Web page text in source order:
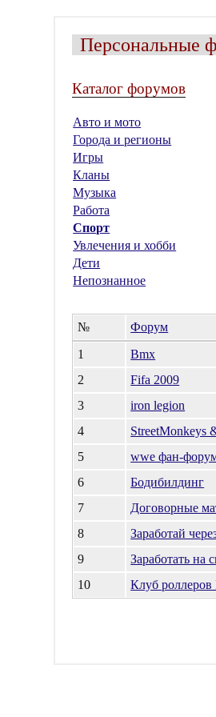
Персональные
Каталог форумов
Авто и мото
Города и регионы
Игры
Кланы
Музыка
Работа
Спорт
Увлечения и хобби
Дети
Непознанное
№ Форум
1
Bmx
2
Fifa 2009
3
iron legion
4
StreetMonkeys
5
wwe фан-
6
Бодибилдинг
7
Договорные
8
Заработай
9
Заработать на
10
Клуб роллеров